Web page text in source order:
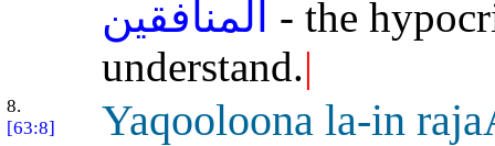
المنافقين - the
understand.|
8.
[63:8]
Yaqooloona la-in